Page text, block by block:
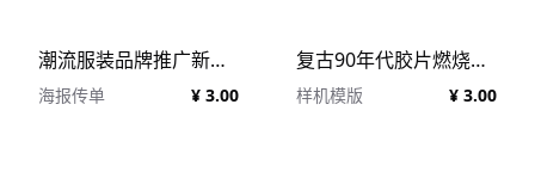
潮流服装品牌推广新媒体海报设计矢量AI模板 Modern Minimalistic Social Media Template
海报传单 ¥ 3.00
复古90年代胶片燃烧温暖老图片照片摄影做旧颗粒纹理叠加PSD特效样机
样机模版 ¥ 3.00